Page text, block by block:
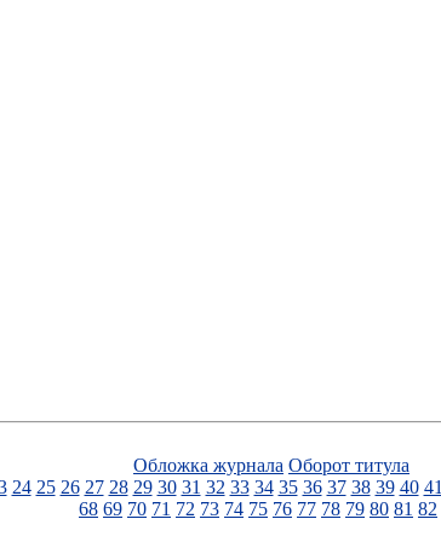
Обложка журнала Оборот титула
24 25 26 27 28 29 30 31 32 33 34 35 36 37 38 39 40 41
68 69 70 71 72 73 74 75 76 77 78 79 80 81 82